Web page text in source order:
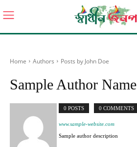
Home Authors Posts by John Doe
Sample Author Name
0 POSTS 0 COMMENTS
www.sample-website.com
Sample author description